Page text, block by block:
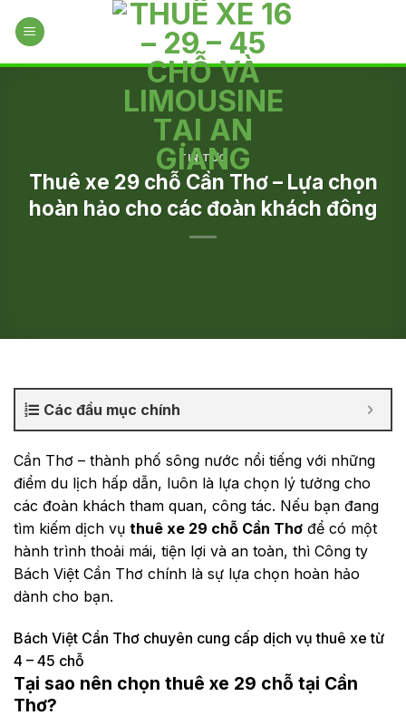
TIN TỨC
Thuê xe 29 chỗ Cần Thơ – Lựa chọn
hoàn hảo cho các đoàn khách đông
Các đầu mục chính
Cần Thơ – thành phố sông nước nổi tiếng với những
điểm du lịch hấp dẫn, luôn là lựa chọn lý tưởng cho
các đoàn khách tham quan, công tác. Nếu bạn đang
tìm kiếm dịch vụ thuê xe 29 chỗ Cần Thơ để có một
hành trình thoải mái, tiện lợi và an toàn, thì Công ty
Bách Việt Cần Thơ chính là sự lựa chọn hoàn hảo
dành cho bạn.
Bách Việt Cần Thơ chuyên cung cấp dịch vụ thuê xe từ
4 – 45 chỗ
Tại sao nên chọn thuê xe 29 chỗ tại Cần
Thơ?